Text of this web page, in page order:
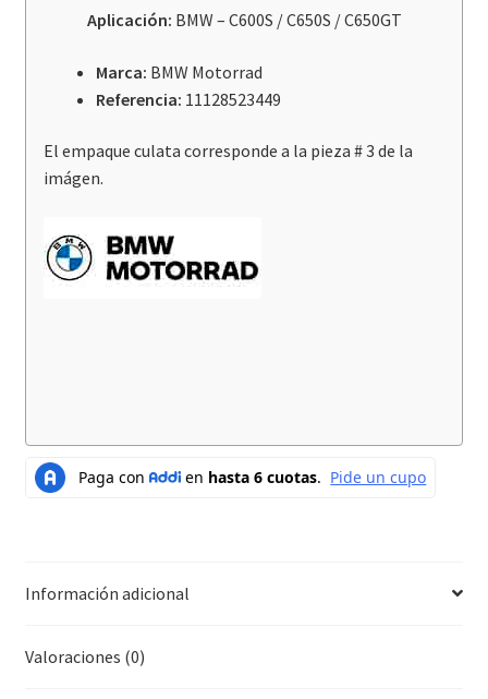
Aplicación: BMW – C600S / C650S / C650GT
Marca: BMW Motorrad
Referencia: 11128523449
El empaque culata corresponde a la pieza # 3 de la
imágen.
Información adicional
Valoraciones (0)